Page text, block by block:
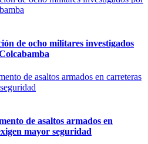
de ocho militares investigados
de asaltos armados en
mayor seguridad